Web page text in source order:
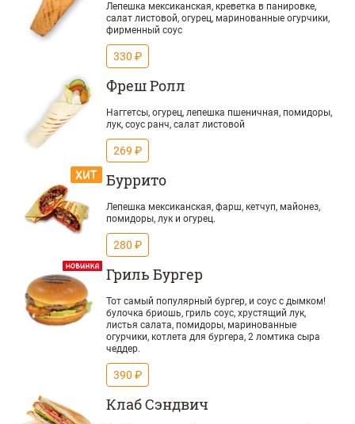
Лепешка мексиканская, креветка в панировке,
салат листовой, огурец, маринованные огурчики,
фирменный соус
330 ₽
Фреш Ролл
Наггетсы, огурец, лепешка пшеничная, помидоры,
лук, соус ранч, салат листовой
269 ₽
Буррито
Лепешка мексиканская, фарш, кетчуп, майонез,
помидоры, лук и огурец.
280 ₽
Гриль Бургер
Тот самый популярный бургер, и соус с дымком!
булочка бриошь, гриль соус, хрустящий лук,
листья салата, помидоры, маринованные
огурчики, котлета для бургера, 2 ломтика сыра
чеддер.
390 ₽
Клаб Сэндвич